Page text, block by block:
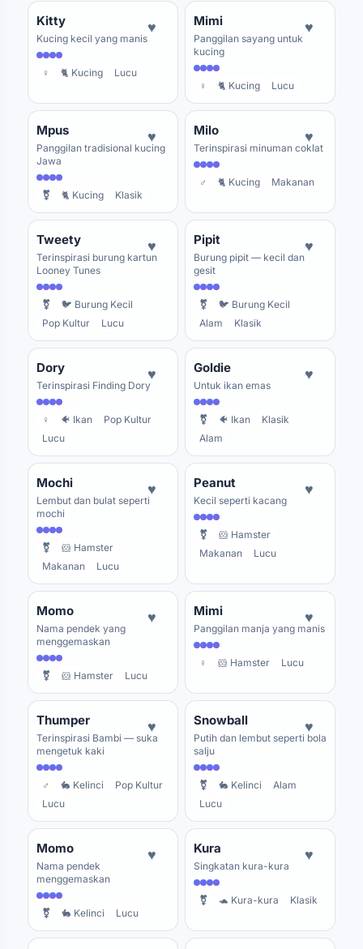
♥
Kitty
Kucing kecil yang manis
♀ 🐈 Kucing Lucu
♥
Mimi
Panggilan sayang untuk
kucing
♀ 🐈 Kucing Lucu
♥
Mpus
Panggilan tradisional kucing
Jawa
⚧ 🐈 Kucing Klasik
♥
Milo
Terinspirasi minuman coklat
♂ 🐈 Kucing Makanan
♥
Tweety
Terinspirasi burung kartun
Looney Tunes
⚧
🐦 Burung Kecil
Pop Kultur
Lucu
♥
Pipit
Burung pipit — kecil dan
gesit
⚧
🐦 Burung Kecil
Alam
Klasik
♥
Dory
Terinspirasi Finding Dory
♀ 🐠 Ikan
Pop Kultur
Lucu
♥
Goldie
Untuk ikan emas
⚧ 🐠 Ikan
Klasik
Alam
♥
Mochi
Lembut dan bulat seperti
mochi
⚧
🐹 Hamster
Makanan
Lucu
♥
Peanut
Kecil seperti kacang
⚧
🐹 Hamster
Makanan
Lucu
♥
Momo
Nama pendek yang
menggemaskan
⚧ 🐹 Hamster Lucu
♥
Mimi
Panggilan manja yang manis
♀ 🐹 Hamster Lucu
♥
Thumper
Terinspirasi Bambi — suka
mengetuk kaki
♂ 🐇 Kelinci
Pop Kultur
Lucu
♥
Snowball
Putih dan lembut seperti bola
salju
⚧ 🐇 Kelinci
Alam
Lucu
♥
Momo
Nama pendek
menggemaskan
⚧ 🐇 Kelinci Lucu
♥
Kura
Singkatan kura-kura
⚧ 🐢 Kura-kura Klasik